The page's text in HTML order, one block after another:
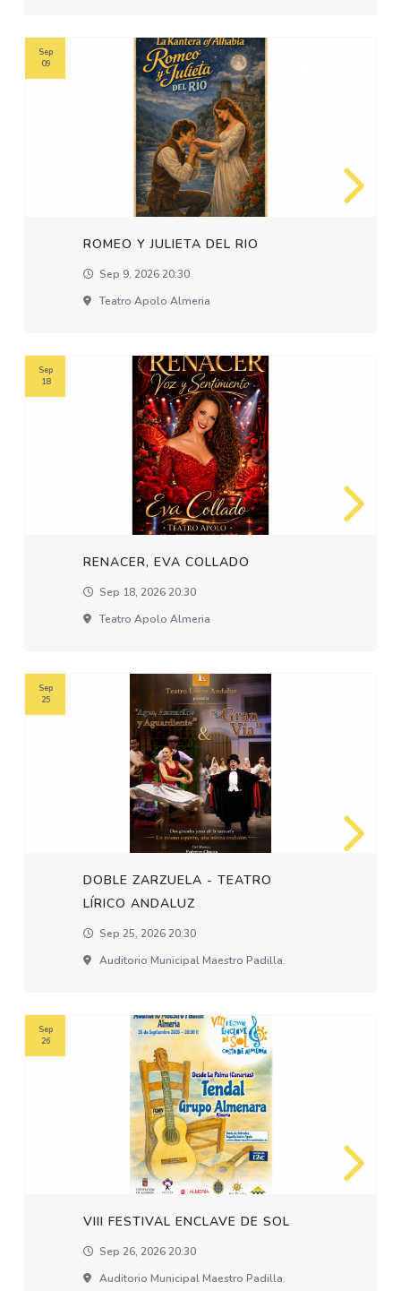
ROMEO Y JULIETA DEL RIO
Sep 9, 2026 20:30
Teatro Apolo Almeria
Sep
09
RENACER, EVA COLLADO
Sep 18, 2026 20:30
Teatro Apolo Almeria
Sep
18
DOBLE ZARZUELA - TEATRO
LÍRICO ANDALUZ
Sep 25, 2026 20:30
Auditorio Municipal Maestro Padilla.
Sep
25
VIII FESTIVAL ENCLAVE DE SOL
Sep 26, 2026 20:30
Auditorio Municipal Maestro Padilla.
Sep
26